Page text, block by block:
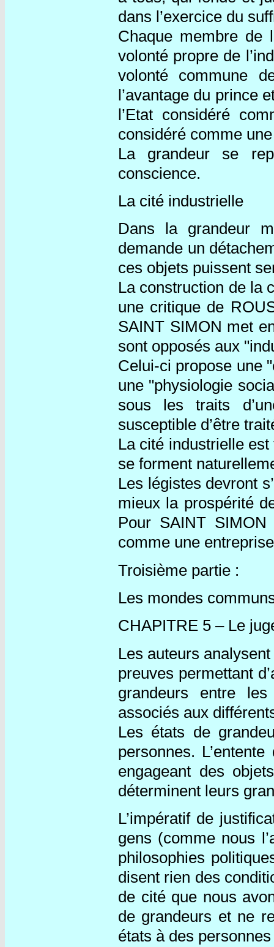
dans l’exercice du
Chaque membre de
volonté propre de
volonté commune
l’avantage du prince
l’Etat considéré
considéré comme
La grandeur se
conscience.
La cité industrielle
Dans la grandeur
demande un
ces objets puissent
La construction de la
une critique de
SAINT SIMON met
sont opposés aux
Celui-ci propose une
une "physiologie
sous les traits
susceptible d’être
La cité industrielle
se forment
Les légistes devront
mieux la prospérité
Pour SAINT SIMON
comme une
Troisième partie :
Les mondes
CHAPITRE 5 – Le
Les auteurs
preuves permettant
grandeurs entre les
associés aux
Les états de
personnes.
engageant des
déterminent leurs
L’impératif de
gens (comme nous
philosophies
disent rien des
de cité que nous
de grandeurs et ne
états à des